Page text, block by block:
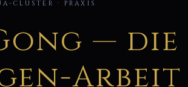
CLUSTER · PRAXIS
— die
Arbeit